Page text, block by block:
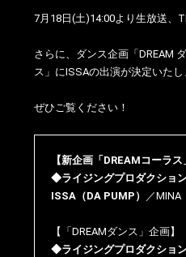
7月18日(土)14:00より生放送、
さらに、ダンス企画「DREAM
ス」にISSAの出演が決定いたし
ぜひご覧ください！
【新企画「DREAMコーラス
◆ライジングプロダクショ
ISSA（DA PUMP）
／MINA
【「DREAMダンス」企画】
◆ライジングプロダクショ